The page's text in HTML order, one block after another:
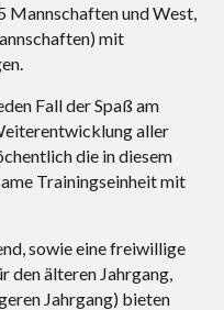
Mannschaften und West,
mit
Fall der Spaß am
aller
die in diesem
Trainingseinheit mit
sowie eine freiwillige
älteren Jahrgang,
Jahrgang) bieten